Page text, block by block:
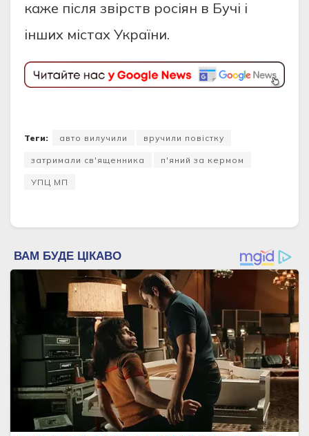
каже після звірств росіян в Бучі і
інших містах України.
Теги: авто вилучили вручили повістку
затримали св'ященника п'яний за кермом
УПЦ МП